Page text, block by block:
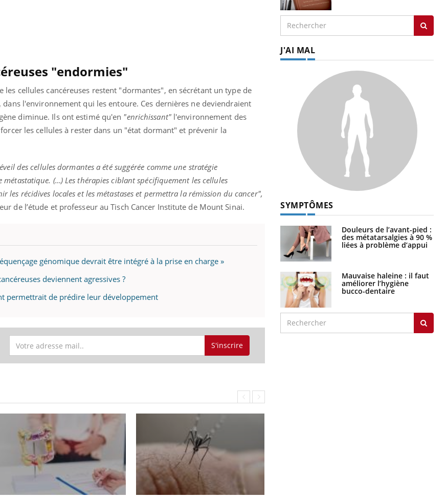
"endormies"
les cellules cancéreuses restent "dormantes", en sécrétant un type de
dans l'environnement qui les entoure. Ces dernières ne deviendraient
diminue. Ils ont estimé qu'en "enrichissant"l'environnement des
les cellules à rester dans un "état dormant" et prévenir la
des cellules dormantes a été suggérée comme une stratégie
(…) Les thérapies ciblant spécifiquement les cellules
les récidives locales et les métastases et permettra la rémission du cancer",
de l’étude et professeur au Tisch Cancer Institute de Mount Sinai.
génomique devrait être intégré à la prise en charge »
deviennent agressives ?
permettrait de prédire leur développement
S'inscrire
J'AI MAL
SYMPTÔMES
Douleurs de l’avant-pied :
des métatarsalgies à 90 %
liées à problème d’appui
Mauvaise haleine : il faut
améliorer l’hygiène
bucco-dentaire